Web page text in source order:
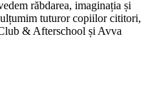
răbdarea, imaginația și
tuturor copiilor cititori,
& Afterschool și Avva